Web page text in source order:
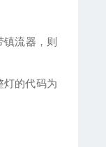
流器，则
灯的代码为